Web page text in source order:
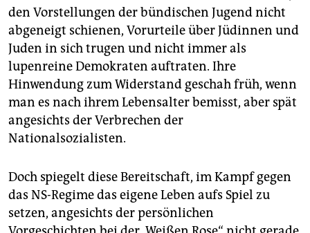
den Vorstellungen der bündischen Jugend nicht
abgeneigt schienen, Vorurteile über Jüdinnen und
Juden in sich trugen und nicht immer als
lupenreine Demokraten auftraten. Ihre
Hinwendung zum Widerstand geschah früh, wenn
man es nach ihrem Lebensalter bemisst, aber spät
angesichts der Verbrechen der
Nationalsozialisten.
Doch spiegelt diese Bereitschaft, im Kampf gegen
das NS-Regime das eigene Leben aufs Spiel zu
setzen, angesichts der persönlichen